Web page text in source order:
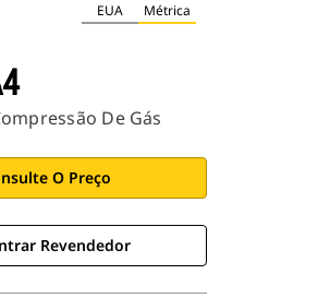
EUA Métrica
De Gás
O Preço
Revendedor